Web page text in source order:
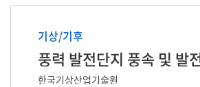
기상/기후
한국기상산업기술원